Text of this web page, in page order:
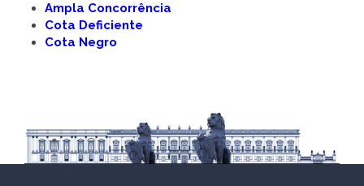
Ampla Concorrência
Cota Deficiente
Cota Negro